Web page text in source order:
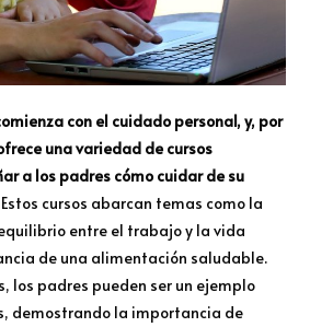
con el cuidado personal, y, por
una variedad de cursos
a los padres cómo cuidar de su
Estos cursos abarcan temas como la
entre el trabajo y la vida
de una alimentación saludable.
los padres pueden ser un ejemplo
demostrando la importancia de